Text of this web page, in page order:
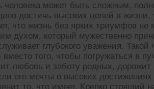
может быть сложным,
достичь высоких целей в
что жизнь без ярких триумфов
духом, который мужественно
глубокого уважения. Такой
того, чтобы погружаться в
любовь и заботу родных,
его мечты о высоких
то, что имеет. Крепко стоящий